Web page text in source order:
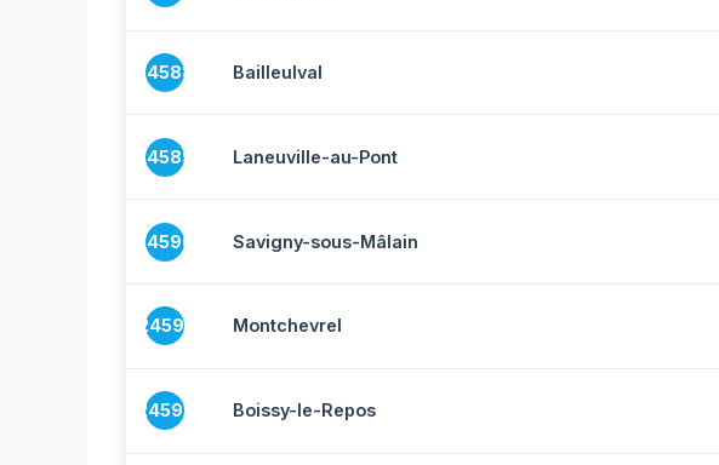
24588 Bailleulval
24589 Laneuville-au-Pont
24590 Savigny-sous-Mâlain
24591 Montchevrel
24592 Boissy-le-Repos